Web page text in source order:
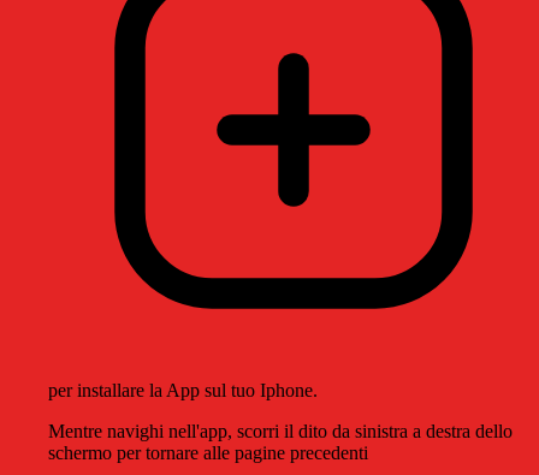
per installare la App sul tuo Iphone.
Mentre navighi nell'app, scorri il dito da sinistra a destra dello
schermo per tornare alle pagine precedenti